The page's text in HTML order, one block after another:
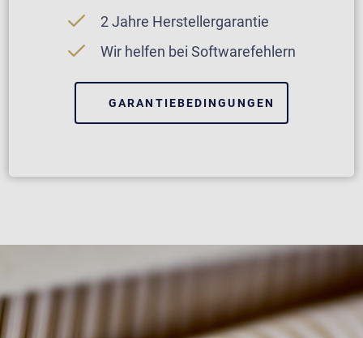
2 Jahre Herstellergarantie
Wir helfen bei Softwarefehlern
GARANTIEBEDINGUNGEN